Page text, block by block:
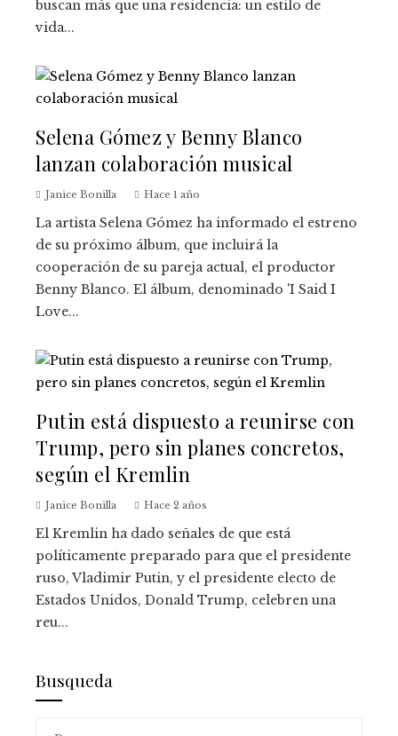
buscan más que una residencia: un estilo de
vida...
Selena Gómez y Benny Blanco
lanzan colaboración musical
Janice Bonilla Hace 1 año
La artista Selena Gómez ha informado el estreno
de su próximo álbum, que incluirá la
cooperación de su pareja actual, el productor
Benny Blanco. El álbum, denominado 'I Said I
Love...
Putin está dispuesto a reunirse con
Trump, pero sin planes concretos,
según el Kremlin
Janice Bonilla Hace 2 años
El Kremlin ha dado señales de que está
políticamente preparado para que el presidente
ruso, Vladimir Putin, y el presidente electo de
Estados Unidos, Donald Trump, celebren una
reu...
Busqueda